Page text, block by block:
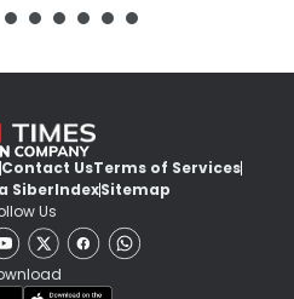
Contact UsTerms of Services
SiberIndexSitemap
Us